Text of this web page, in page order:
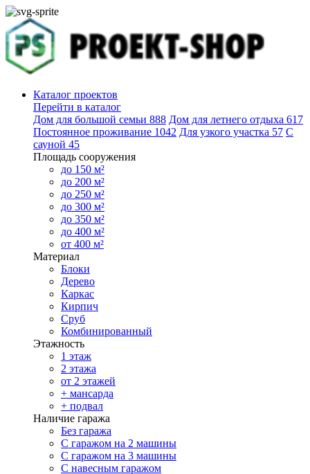
Каталог проектов
Перейти в каталог
Дом для большой семьи 888 Дом для летнего отдыха 617
Постоянное проживание 1042 Для узкого участка 57 С
сауной 45
Площадь сооружения
до 150 м²
до 200 м²
до 250 м²
до 300 м²
до 350 м²
до 400 м²
от 400 м²
Материал
Блоки
Дерево
Каркас
Кирпич
Сруб
Комбинированный
Этажность
1 этаж
2 этажа
от 2 этажей
+ мансарда
+ подвал
Наличие гаража
Без гаража
С гаражом на 2 машины
С гаражом на 3 машины
С навесным гаражом